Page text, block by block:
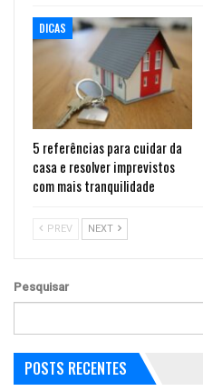
DICAS
5 referências para cuidar da
casa e resolver imprevistos
com mais tranquilidade
PREV NEXT
Pesquisar
POSTS RECENTES